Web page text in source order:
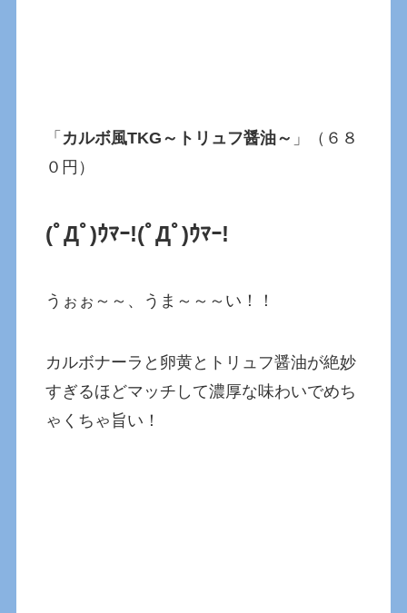
「 カルボ風TKG～トリュフ醤油～ 」（６８
０円）
(ﾟДﾟ)ｳﾏｰ!(ﾟДﾟ)ｳﾏｰ!
うぉぉ～～、うま～～～い！！
カルボナーラと卵黄とトリュフ醤油が絶妙
すぎるほどマッチして濃厚な味わいでめち
ゃくちゃ旨い！